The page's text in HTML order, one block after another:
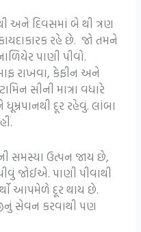
અને દિવસમાં બે થી ત્રણ
રહે છે. જો તમને
પાણી પીવો.
રાખવા, કેફીન અને
સીની માત્રા વધારે
દૂર રહેવું. લાંબા
સમસ્યા ઉત્પન જાય છે,
જોઈએ. પાણી પીવાથી
આપમેળે દૂર થાય છે.
સેવન કરવાથી પણ